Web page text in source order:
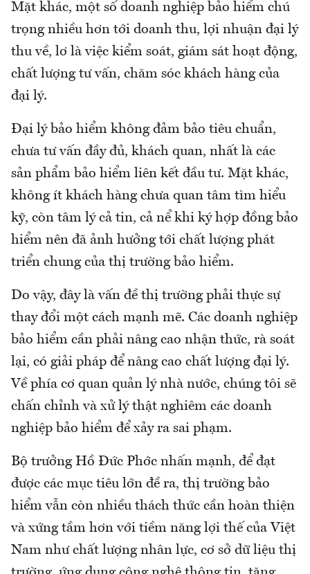
Mặt khác, một số doanh nghiệp bảo hiểm chú
trọng nhiều hơn tới doanh thu, lợi nhuận đại lý
thu về, lơ là việc kiểm soát, giám sát hoạt động,
chất lượng tư vấn, chăm sóc khách hàng của
đại lý.
Đại lý bảo hiểm không đảm bảo tiêu chuẩn,
chưa tư vấn đầy đủ, khách quan, nhất là các
sản phẩm bảo hiểm liên kết đầu tư. Mặt khác,
không ít khách hàng chưa quan tâm tìm hiểu
kỹ, còn tâm lý cả tin, cả nể khi ký hợp đồng bảo
hiểm nên đã ảnh hưởng tới chất lượng phát
triển chung của thị trường bảo hiểm.
Do vậy, đây là vấn đề thị trường phải thực sự
thay đổi một cách mạnh mẽ. Các doanh nghiệp
bảo hiểm cần phải nâng cao nhận thức, rà soát
lại, có giải pháp để nâng cao chất lượng đại lý.
Về phía cơ quan quản lý nhà nước, chúng tôi sẽ
chấn chỉnh và xử lý thật nghiêm các doanh
nghiệp bảo hiểm để xảy ra sai phạm.
Bộ trưởng Hồ Đức Phớc nhấn mạnh, để đạt
được các mục tiêu lớn đề ra, thị trường bảo
hiểm vẫn còn nhiều thách thức cần hoàn thiện
và xứng tầm hơn với tiềm năng lợi thế của Việt
Nam như chất lượng nhân lực, cơ sở dữ liệu thị